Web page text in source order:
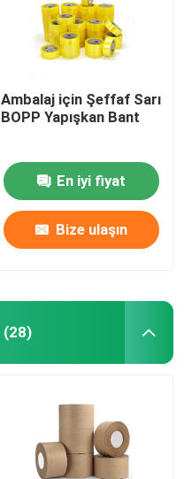
Ambalaj için Şeffaf Sarı
BOPP Yapışkan Bant
En iyi fiyat
Bize ulaşın
(28)